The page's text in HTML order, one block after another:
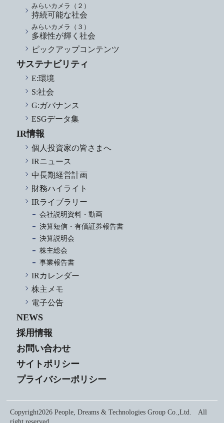
みらいカメラ（２）
持続可能な社会
みらいカメラ（３）
多様性が輝く社会
ピックアップコンテンツ
サステナビリティ
E:環境
S:社会
G:ガバナンス
ESGデータ集
IR情報
個人投資家の皆さまへ
IRニュース
中長期経営計画
財務ハイライト
IRライブラリー
会社説明資料・動画
決算短信・有価証券報告書
決算説明会
株主総会
事業報告書
IRカレンダー
株主メモ
電子公告
NEWS
採用情報
お問い合わせ
サイトポリシー
プライバシーポリシー
Copyright2026 People, Dreams & Technologies Group Co.,Ltd. All